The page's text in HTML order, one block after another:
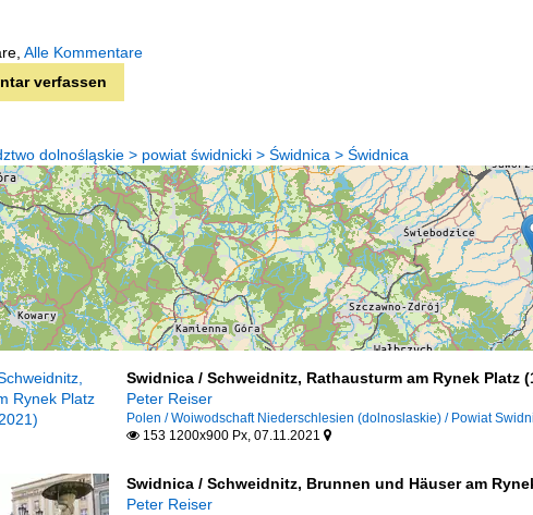
Alle Kommentare
verfassen
dolnośląskie > powiat świdnicki > Świdnica > Świdnica
Swidnica / Schweidnitz, Rathausturm am Rynek Platz
Peter Reiser
Polen / Woiwodschaft Niederschlesien (dolnoslaskie) / Powiat
153 1200x900 Px, 07.11.2021 
Swidnica / Schweidnitz, Brunnen und Häuser am
Peter Reiser